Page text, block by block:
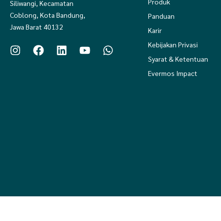
Siliwangi, Kecamatan
Coblong, Kota Bandung,
Jawa Barat 40132
Panduan
Karir
Kebijakan Privasi
Syarat & Ketentuan
Evermos Impact